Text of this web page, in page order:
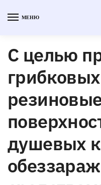
МЕНЮ
С целью
душевых